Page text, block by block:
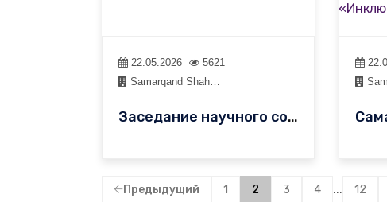
22.05.2026
5621
Samarqand Shah…
Заседание научного совета DSc.01/2025.27.12.F.10.02
Предыдущий 1 2 3 4 ... 12